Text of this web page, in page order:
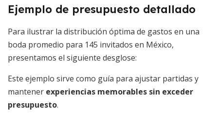
Ejemplo de presupuesto detallado
Para ilustrar la distribución óptima de gastos en una
boda promedio para 145 invitados en México,
presentamos el siguiente desglose:
Este ejemplo sirve como guía para ajustar partidas y
mantener experiencias memorables sin exceder
presupuesto.